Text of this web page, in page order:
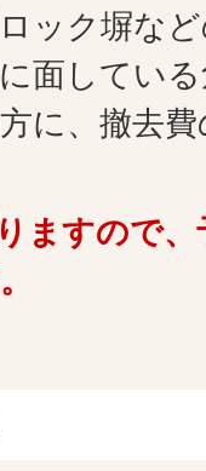
ック塀な
面してい
に、撤去
ますので